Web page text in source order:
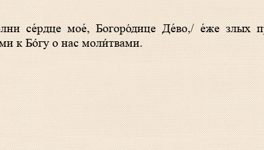
се́рдце мое́, Богоро́дице Де́во,/ е́же злых
к Бо́гу о нас моли́твами.